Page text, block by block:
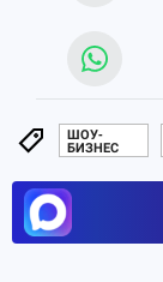
ШОУ-
БИЗНЕС